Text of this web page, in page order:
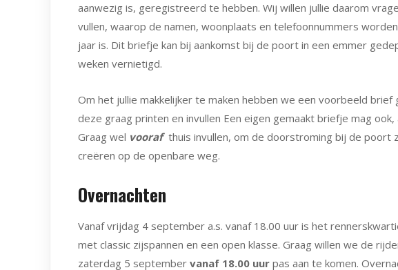
aanwezig is, geregistreerd te hebben. Wij willen jullie daarom
vullen, waarop de namen, woonplaats en telefoonnummers
jaar is. Dit briefje kan bij aankomst bij de poort in een emmer
weken vernietigd.
Om het jullie makkelijker te maken hebben we een voorbeeld brief
deze graag printen en invullen Een eigen gemaakt briefje mag
Graag wel vooraf thuis invullen, om de doorstroming bij de poort
creëren op de openbare weg.
Overnachten
Vanaf vrijdag 4 september a.s. vanaf 18.00 uur is het
met classic zijspannen en een open klasse. Graag willen we de
zaterdag 5 september vanaf 18.00 uur pas aan te komen.